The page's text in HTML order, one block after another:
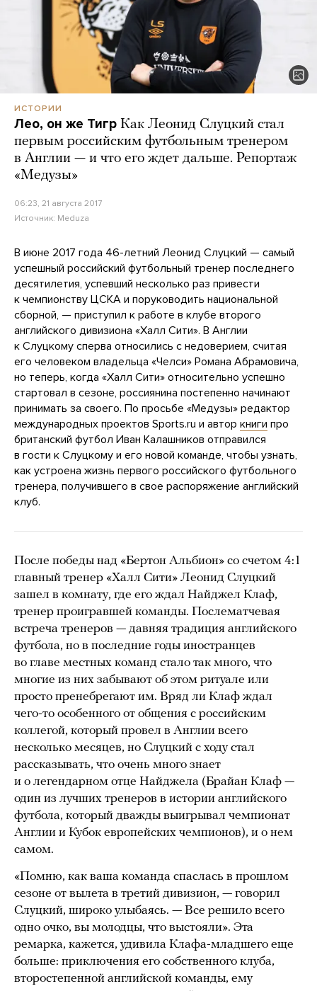
ИСТОРИИ
Лео, он же Тигр Как Леонид Слуцкий стал
первым российским футбольным тренером
в Англии — и что его ждет дальше. Репортаж
«Медузы»
06:23, 21 августа 2017
Источник: Meduza
В июне 2017 года 46-летний Леонид Слуцкий — самый
успешный российский футбольный тренер последнего
десятилетия, успевший несколько раз привести
к чемпионству ЦСКА и поруководить национальной
сборной, — приступил к работе в клубе второго
английского дивизиона «Халл Сити». В Англии
к Слуцкому сперва относились с недоверием, считая
его человеком владельца «Челси» Романа Абрамовича,
но теперь, когда «Халл Сити» относительно успешно
стартовал в сезоне, россиянина постепенно начинают
принимать за своего. По просьбе «Медузы» редактор
международных проектов Sports.ru и автор книги про
британский футбол Иван Калашников отправился
в гости к Слуцкому и его новой команде, чтобы узнать,
как устроена жизнь первого российского футбольного
тренера, получившего в свое распоряжение английский
клуб.
После победы над «Бертон Альбион» со счетом 4:1
главный тренер «Халл Сити» Леонид Слуцкий
зашел в комнату, где его ждал Найджел Клаф,
тренер проигравшей команды. Послематчевая
встреча тренеров — давняя традиция английского
футбола, но в последние годы иностранцев
во главе местных команд стало так много, что
многие из них забывают об этом ритуале или
просто пренебрегают им. Вряд ли Клаф ждал
чего-то особенного от общения с российским
коллегой, который провел в Англии всего
несколько месяцев, но Слуцкий с ходу стал
рассказывать, что очень много знает
и о легендарном отце Найджела (Брайан Клаф —
один из лучших тренеров в истории английского
футбола, который дважды выигрывал чемпионат
Англии и Кубок европейских чемпионов), и о нем
самом.
«Помню, как ваша команда спаслась в прошлом
сезоне от вылета в третий дивизион, — говорил
Слуцкий, широко улыбаясь. — Все решило всего
одно очко, вы молодцы, что выстояли». Эта
ремарка, кажется, удивила Клафа-младшего еще
больше: приключения его собственного клуба,
второстепенной английской команды, ему